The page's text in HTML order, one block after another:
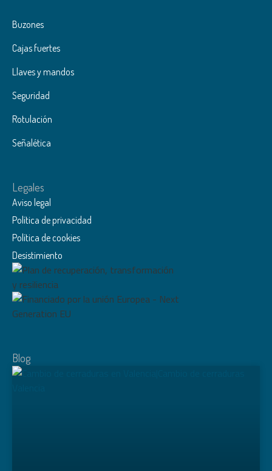
Buzones
Cajas fuertes
Llaves y mandos
Seguridad
Rotulación
Señalética
Legales
Aviso legal
Política de privacidad
Política de cookies
Desistimiento
Blog